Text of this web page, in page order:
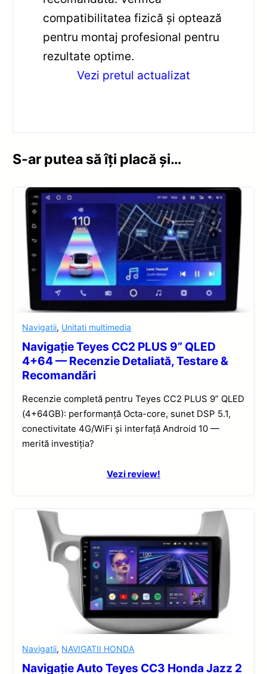
compatibilitatea fizică și optează
pentru montaj profesional pentru
rezultate optime.
Vezi pretul actualizat
S-ar putea să îți placă și…
Navigatii, Unitati multimedia
Navigație Teyes CC2 PLUS 9” QLED
4+64 — Recenzie Detaliată, Testare &
Recomandări
Recenzie completă pentru Teyes CC2 PLUS 9” QLED
(4+64GB): performanță Octa-core, sunet DSP 5.1,
conectivitate 4G/WiFi și interfață Android 10 —
merită investiția?
Vezi review!
Navigatii, NAVIGATII HONDA
Navigație Auto Teyes CC3 Honda Jazz 2